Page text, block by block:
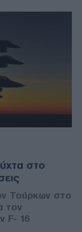
στο
Τούρκων στο
τον
F- 16